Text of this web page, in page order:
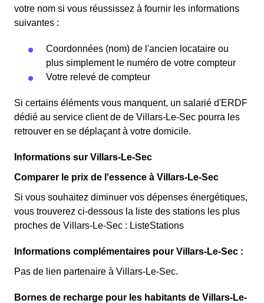
votre nom si vous réussissez à fournir les informations
suivantes :
Coordonnées (nom) de l'ancien locataire ou
plus simplement le numéro de votre compteur
Votre relevé de compteur
Si certains éléments vous manquent, un salarié d'ERDF
dédié au service client de de Villars-Le-Sec pourra les
retrouver en se déplaçant à votre domicile.
Informations sur Villars-Le-Sec
Comparer le prix de l'essence à Villars-Le-Sec
Si vous souhaitez diminuer vos dépenses énergétiques,
vous trouverez ci-dessous la liste des stations les plus
proches de Villars-Le-Sec : ListeStations
Informations complémentaires pour Villars-Le-Sec :
Pas de lien partenaire à Villars-Le-Sec.
Bornes de recharge pour les habitants de Villars-Le-